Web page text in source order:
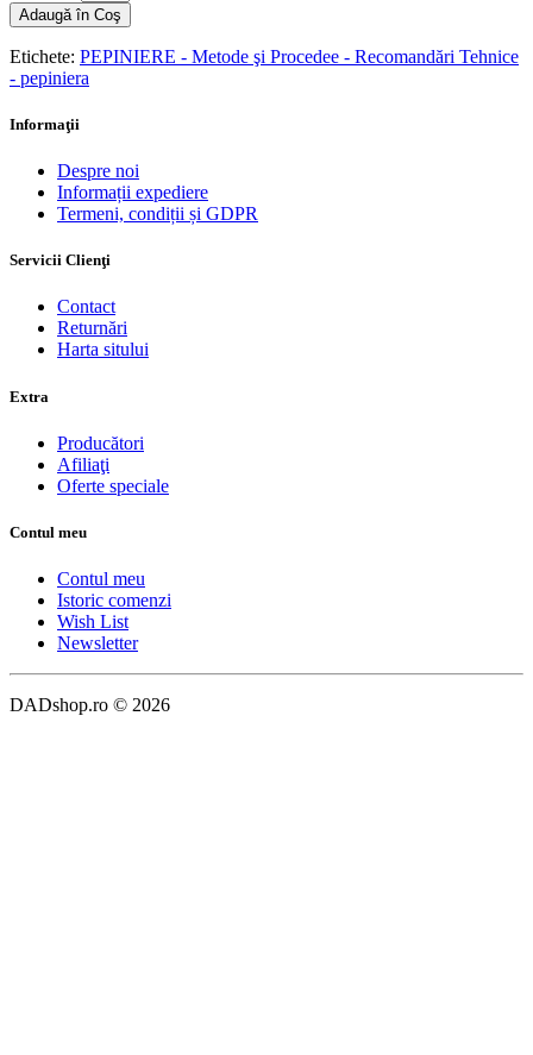
Adaugă în Coş
Etichete: PEPINIERE - Metode şi Procedee - Recomandări Tehnice
- pepiniera
Informaţii
Despre noi
Informații expediere
Termeni, condiții și GDPR
Servicii Clienţi
Contact
Returnări
Harta sitului
Extra
Producători
Afiliaţi
Oferte speciale
Contul meu
Contul meu
Istoric comenzi
Wish List
Newsletter
DADshop.ro © 2026